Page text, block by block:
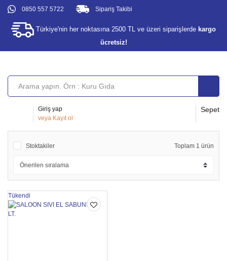
0850 557 5722
Türkiye'nin her noktasına 2500 TL ve üzeri siparişlerde kargo
ücretsiz!
Sipariş Takibi
Giriş yap
veya Kayıt ol
Sepet
Stoktakiler Toplam 1 ürün
Tükendi